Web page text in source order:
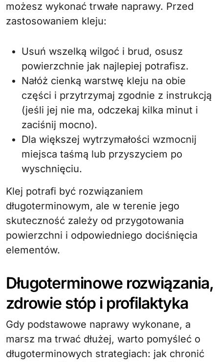
możesz wykonać trwałe naprawy. Przed
zastosowaniem kleju:
Usuń wszelką wilgoć i brud, osusz
powierzchnie jak najlepiej potrafisz.
Nałóż cienką warstwę kleju na obie
części i przytrzymaj zgodnie z instrukcją
(jeśli jej nie ma, odczekaj kilka minut i
zaciśnij mocno).
Dla większej wytrzymałości wzmocnij
miejsca taśmą lub przyszyciem po
wyschnięciu.
Klej potrafi być rozwiązaniem
długoterminowym, ale w terenie jego
skuteczność zależy od przygotowania
powierzchni i odpowiedniego dociśnięcia
elementów.
Długoterminowe rozwiązania,
zdrowie stóp i profilaktyka
Gdy podstawowe naprawy wykonane, a
marsz ma trwać dłużej, warto pomyśleć o
długoterminowych strategiach: jak chronić